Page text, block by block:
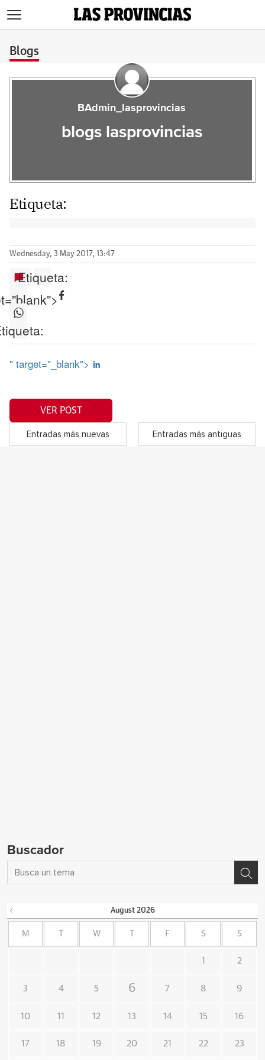
Blogs
BAdmin_lasprovincias
blogs lasprovincias
Etiqueta:
Wednesday, 3 May 2017, 13:47
Etiqueta:
" target="_blank">
VER POST
Entradas más nuevas Entradas más antiguas
Buscador
August 2026
M W F S S
1 2
3 4 5 6 7 8 9
10 11 12 13 14 15 16
17 18 19 20 21 22 23